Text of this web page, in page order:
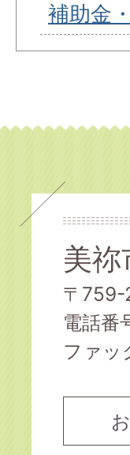
補助金
美祢
〒759-
電話番
ファ